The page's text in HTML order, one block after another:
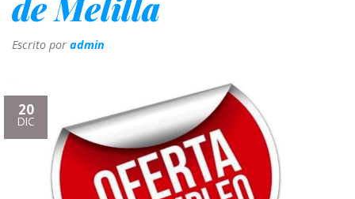
de Melilla
Escrito por admin
20
DIC